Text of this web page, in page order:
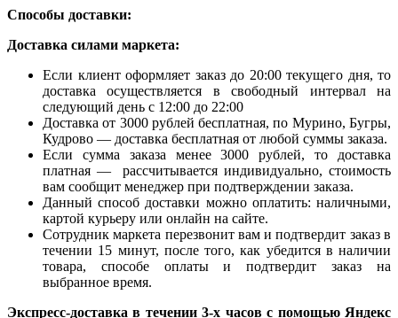
Способы доставки:
Доставка силами маркета:
Если клиент оформляет заказ до 20:00 текущего дня, то
доставка осуществляется в свободный интервал на
следующий день с 12:00 до 22:00
Доставка от 3000 рублей бесплатная, по Мурино, Бугры,
Кудрово — доставка бесплатная от любой суммы заказа.
Если сумма заказа менее 3000 рублей, то доставка
платная — рассчитывается индивидуально, стоимость
вам сообщит менеджер при подтверждении заказа.
Данный способ доставки можно оплатить: наличными,
картой курьеру или онлайн на сайте.
Сотрудник маркета перезвонит вам и подтвердит заказ в
течении 15 минут, после того, как убедится в наличии
товара, способе оплаты и подтвердит заказ на
выбранное время.
Экспресс-доставка в течении 3-х часов с помощью Яндекс